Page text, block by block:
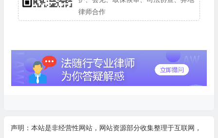
律师合作
声明：本站是非经营性网站，网站资源部分收集整理于互联网，